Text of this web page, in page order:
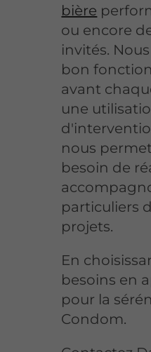
bière
ou encore
invités.
bon
avant
une
nous
besoin de
particuliers
projets.
En
besoins en
pour la
Condom.